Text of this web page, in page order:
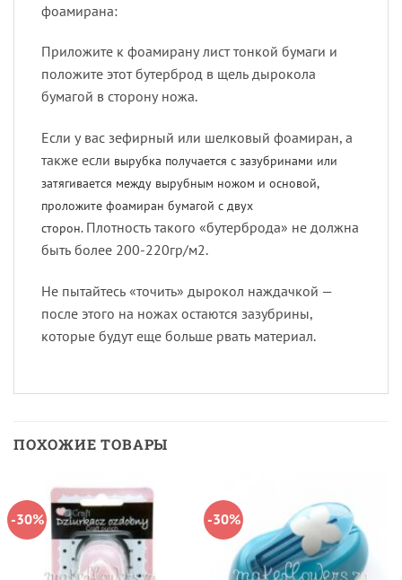
фоамирана:
Приложите к фоамирану лист тонкой бумаги и
положите этот бутерброд в щель дырокола
бумагой в сторону ножа.
Если у вас зефирный или шелковый фоамиран, а
также если вырубка получается с зазубринами или
затягивается между вырубным ножом и основой,
проложите фоамиран бумагой с двух
сторон. Плотность такого «бутерброда» не должна
быть более 200-220гр/м2.
Не пытайтесь «точить» дырокол наждачкой —
после этого на ножах остаются зазубрины,
которые будут еще больше рвать материал.
ПОХОЖИЕ ТОВАРЫ
-30% -30%